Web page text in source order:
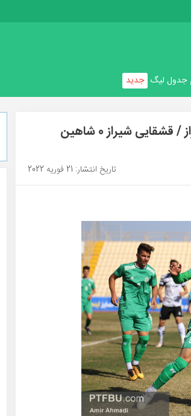
جدول لیگ جدید
هفته هجدهم لیگ دسته اول/ ایستادگی شاهین در شیراز / قشقایی شیراز 0 شاهین
تاریخ انتشار: 21 فوریه 2022